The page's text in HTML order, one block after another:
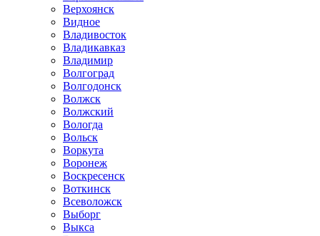
Верхоянск
Видное
Владивосток
Владикавказ
Владимир
Волгоград
Волгодонск
Волжск
Волжский
Вологда
Вольск
Воркута
Воронеж
Воскресенск
Воткинск
Всеволожск
Выборг
Выкса